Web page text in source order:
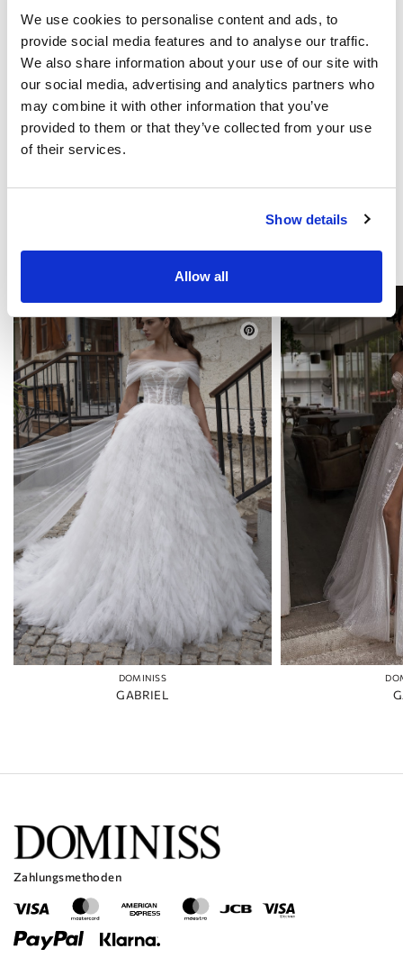
We use cookies to personalise content and ads, to
provide social media features and to analyse our traffic.
We also share information about your use of our site with
our social media, advertising and analytics partners who
may combine it with other information that you’ve
provided to them or that they’ve collected from your use
of their services.
Show details
Allow all
Produkt-Code: 101123265
Merkmale
Lieferung und Bezahlung
DAS KÖNNTE SIE INTERESSIEREN
DOMINISS
GABRIEL
Zahlungsmethoden